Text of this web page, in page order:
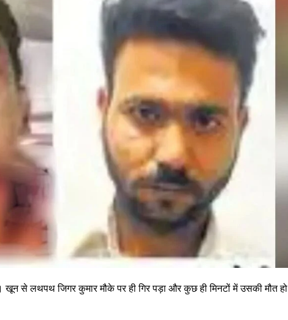
से लथपथ जिगर कुमार मौके पर ही गिर पड़ा और कुछ ही मिनटों में उसकी मौत हो